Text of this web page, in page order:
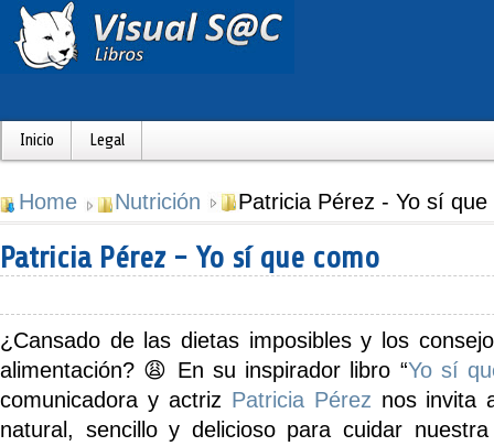
Inicio Legal
Home Nutrición Patricia Pérez - Yo sí que
Patricia Pérez - Yo sí que como
¿Cansado de las dietas imposibles y los
alimentación? 😩 En su inspirador libro “Yo sí
comunicadora y actriz Patricia Pérez nos invita
natural, sencillo y delicioso para cuidar